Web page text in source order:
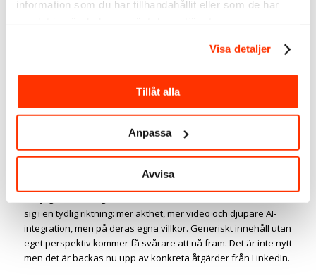
information som du har tillhandahållit eller som de har
Visa detaljer
Tillåt alla
Anpassa
Avvisa
dator, iPhone och Ipad, det som ser ut att funka bäst är
Vad betyder nyheterna på
LinkedIn för dig?
sig i en tydlig riktning: mer äkthet, mer video och djupare AI-
integration, men på deras egna villkor. Generiskt innehåll utan
eget perspektiv kommer få svårare att nå fram. Det är inte nytt
men det är backas nu upp av konkreta åtgärder från LinkedIn.